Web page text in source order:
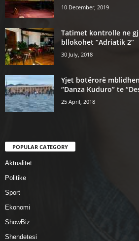
10 December, 2019
Tatimet kontrolle ne
bllokohet “Adriatik 2”
30 July, 2018
Yjet botërorë
“Danza Kuduro” te
25 April, 2018
POPULAR CATEGORY
Aktualitet
Politike
Sport
Ekonomi
ShowBiz
Shendetesi